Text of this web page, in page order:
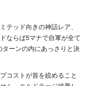
テッド向きの神話レア、
ならば5マナで自軍が全て
ーンの内にあっさりと決
コストが首を絞めること